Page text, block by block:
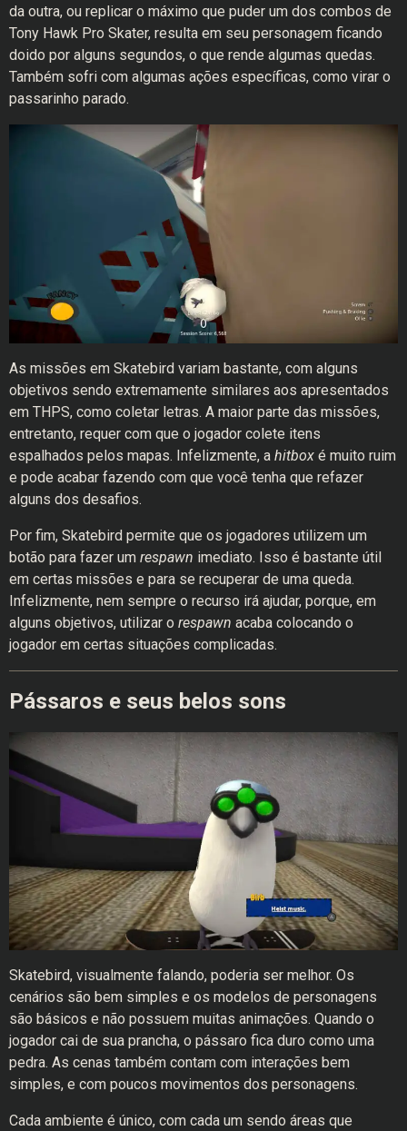
da outra, ou replicar o máximo que puder um dos combos de
Tony Hawk Pro Skater, resulta em seu personagem ficando
doido por alguns segundos, o que rende algumas quedas.
Também sofri com algumas ações específicas, como virar o
passarinho parado.
As missões em Skatebird variam bastante, com alguns
objetivos sendo extremamente similares aos apresentados
em THPS, como coletar letras. A maior parte das missões,
entretanto, requer com que o jogador colete itens
espalhados pelos mapas. Infelizmente, a hitbox é muito ruim
e pode acabar fazendo com que você tenha que refazer
alguns dos desafios.
Por fim, Skatebird permite que os jogadores utilizem um
botão para fazer um respawn imediato. Isso é bastante útil
em certas missões e para se recuperar de uma queda.
Infelizmente, nem sempre o recurso irá ajudar, porque, em
alguns objetivos, utilizar o respawn acaba colocando o
jogador em certas situações complicadas.
Pássaros e seus belos sons
Skatebird, visualmente falando, poderia ser melhor. Os
cenários são bem simples e os modelos de personagens
são básicos e não possuem muitas animações. Quando o
jogador cai de sua prancha, o pássaro fica duro como uma
pedra. As cenas também contam com interações bem
simples, e com poucos movimentos dos personagens.
Cada ambiente é único, com cada um sendo áreas que